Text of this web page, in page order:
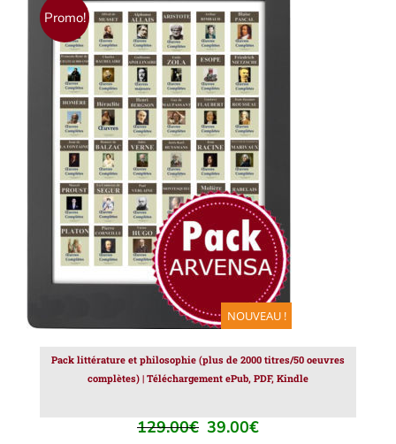
Promo!
NOUVEAU !
AJOUTER AU PANIER / DÉTAILS
Pack littérature et philosophie (plus de 2000 titres/50 oeuvres
complètes) | Téléchargement ePub, PDF, Kindle
129.00€ Le
39.00€Le